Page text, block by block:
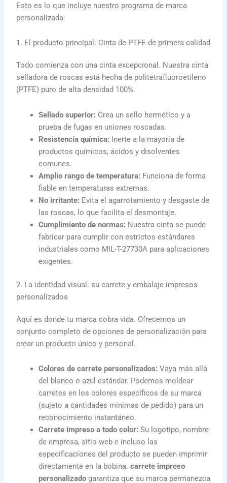
Esto es lo que incluye nuestro programa de marca
personalizada:
1. El producto principal: Cinta de PTFE de primera calidad
Todo comienza con una cinta excepcional. Nuestra cinta
selladora de roscas está hecha de politetrafluoroetileno
(PTFE) puro de alta densidad 100%.
Sellado superior: Crea un sello hermético y a
prueba de fugas en uniones roscadas.
Resistencia química: Inerte a la mayoría de
productos químicos, ácidos y disolventes
comunes.
Amplio rango de temperatura: Funciona de forma
fiable en temperaturas extremas.
No irritante: Evita el agarrotamiento y desgaste de
las roscas, lo que facilita el desmontaje.
Cumplimiento de normas: Nuestra cinta se puede
fabricar para cumplir con estrictos estándares
industriales como MIL-T-27730A para aplicaciones
exigentes.
2. La identidad visual: su carrete y embalaje impresos
personalizados
Aquí es donde tu marca cobra vida. Ofrecemos un
conjunto completo de opciones de personalización para
crear un producto único y personal.
Colores de carrete personalizados: Vaya más allá
del blanco o azul estándar. Podemos moldear
carretes en los colores específicos de su marca
(sujeto a cantidades mínimas de pedido) para un
reconocimiento instantáneo.
Carrete impreso a todo color: Su logotipo, nombre
de empresa, sitio web e incluso las
especificaciones del producto se pueden imprimir
directamente en la bobina.carrete impreso
personalizado garantiza que su marca permanezca